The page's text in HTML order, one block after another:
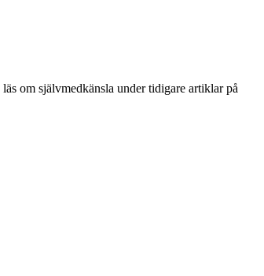
om självmedkänsla under tidigare artiklar på